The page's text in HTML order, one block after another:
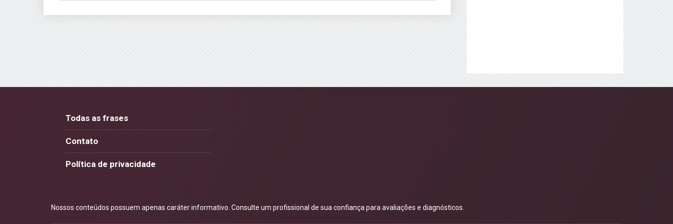
Todas as frases
Contato
Política de privacidade
Nossos conteúdos possuem apenas caráter informativo. Consulte um profissional de sua confiança para avaliações e diagnósticos.